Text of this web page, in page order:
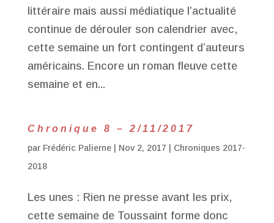
littéraire mais aussi médiatique l’actualité
continue de dérouler son calendrier avec,
cette semaine un fort contingent d’auteurs
américains. Encore un roman fleuve cette
semaine et en...
Chronique 8 – 2/11/2017
par Frédéric Palierne| Nov 2, 2017
Chroniques 2017-
2018
Les unes : Rien ne presse avant les prix,
cette semaine de Toussaint forme donc